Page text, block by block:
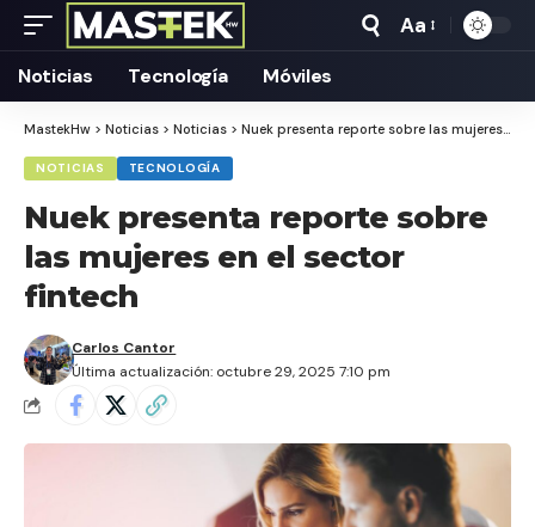
Tamaño
Aa
Noticias Tecnología Móviles
MastekHw > Noticias > Noticias > Nuek presenta reporte sobre las mujeres en el sector fintech
NOTICIAS TECNOLOGÍA
Nuek presenta reporte sobre
las mujeres en el sector
fintech
Última actualización: octubre 29, 2025 7:10 pm
Carlos Cantor